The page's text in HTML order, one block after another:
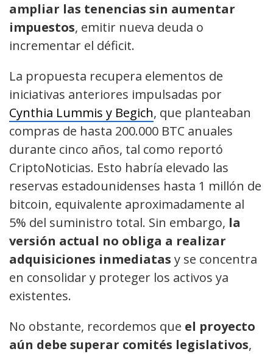
ampliar las tenencias sin aumentar
impuestos, emitir nueva deuda o
incrementar el déficit.
La propuesta recupera elementos de
iniciativas anteriores impulsadas por
Cynthia Lummis y Begich, que planteaban
compras de hasta 200.000 BTC anuales
durante cinco años, tal como reportó
CriptoNoticias. Esto habría elevado las
reservas estadounidenses hasta 1 millón de
bitcoin, equivalente aproximadamente al
5% del suministro total. Sin embargo, la
versión actual no obliga a realizar
adquisiciones inmediatas y se concentra
en consolidar y proteger los activos ya
existentes.
No obstante, recordemos que el proyecto
aún debe superar comités legislativos,